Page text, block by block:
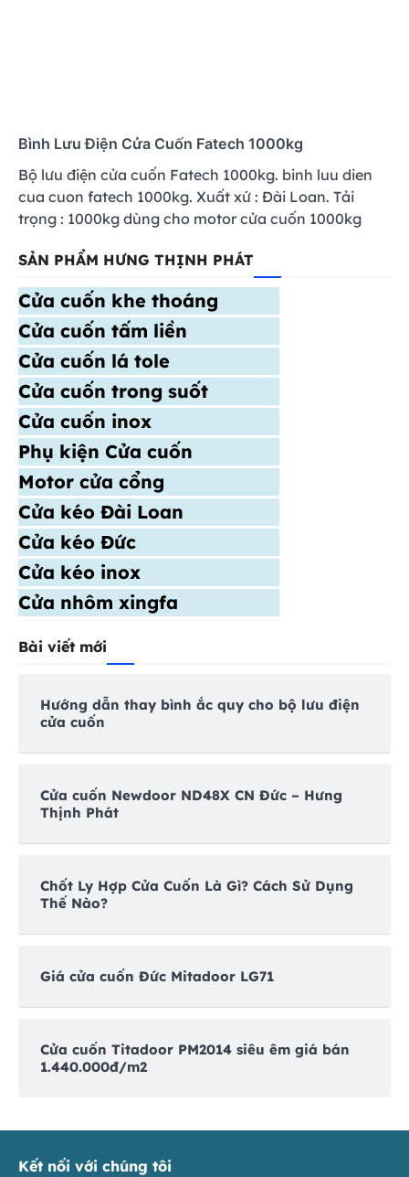
Bình Lưu Điện Cửa Cuốn Fatech 1000kg
Bộ lưu điện cửa cuốn Fatech 1000kg. binh luu dien
cua cuon fatech 1000kg. Xuất xứ : Đài Loan. Tải
trọng : 1000kg dùng cho motor cửa cuốn 1000kg
SẢN PHẨM HƯNG THỊNH PHÁT
Cửa cuốn khe thoáng
Cửa cuốn tấm liền
Cửa cuốn lá tole
Cửa cuốn trong suốt
Cửa cuốn inox
Phụ kiện Cửa cuốn
Motor cửa cổng
Cửa kéo Đài Loan
Cửa kéo Đức
Cửa kéo inox
Cửa nhôm xingfa
Bài viết mới
Hướng dẫn thay bình ắc quy cho bộ lưu điện
cửa cuốn
Cửa cuốn Newdoor ND48X CN Đức – Hưng
Thịnh Phát
Chốt Ly Hợp Cửa Cuốn Là Gì? Cách Sử Dụng
Thế Nào?
Giá cửa cuốn Đức Mitadoor LG71
Cửa cuốn Titadoor PM2014 siêu êm giá bán
1.440.000đ/m2
Kết nối với chúng tôi